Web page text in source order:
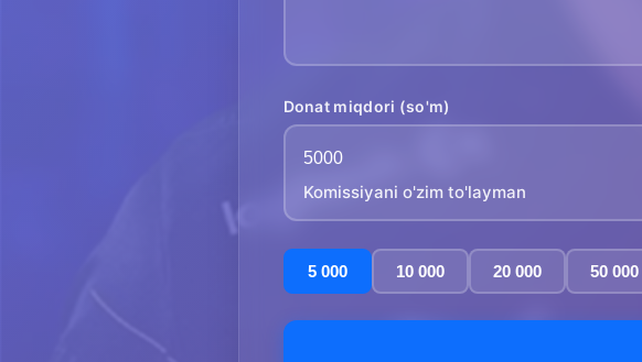
Donat miqdori (so'm)
Komissiyani o'zim to'layman
5 000
10 000 20 000 50 000